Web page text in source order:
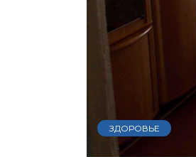
ЗДОРОВЬЕ